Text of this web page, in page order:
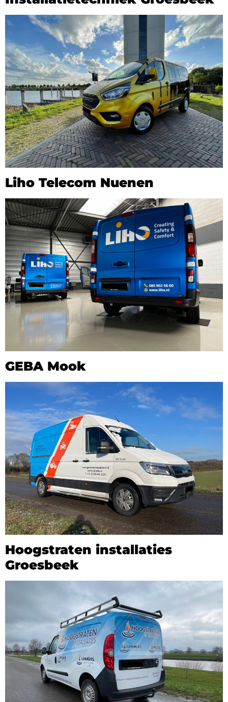
Liho Telecom Nuenen
GEBA Mook
Hoogstraten installaties
Groesbeek